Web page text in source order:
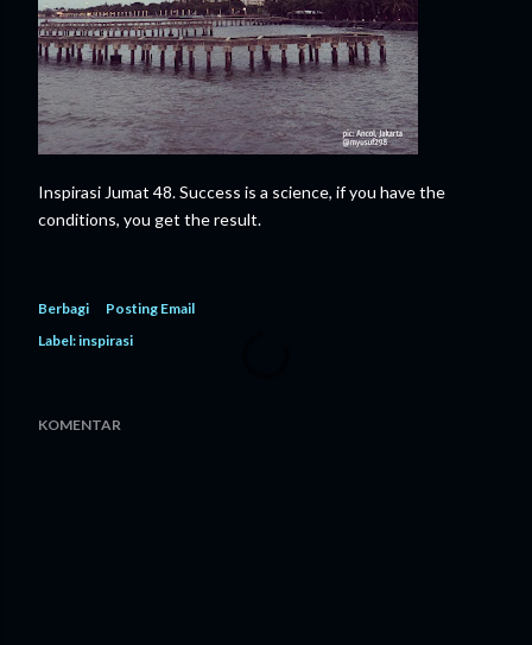
Inspirasi Jumat 48. Success is a science, if you have the
conditions, you get the result.
Berbagi
Posting Email
Label:inspirasi
KOMENTAR